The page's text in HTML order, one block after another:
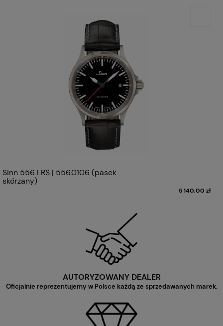
Sinn 556 I RS | 556.0106 (pasek
skórzany)
5 140,00 zł
AUTORYZOWANY DEALER
Oficjalnie reprezentujemy w Polsce każdą ze sprzedawanych marek.